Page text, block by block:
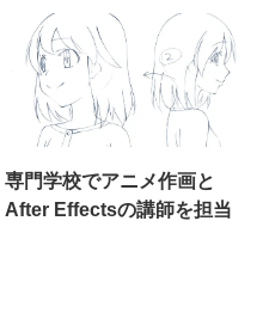
専門学校でアニメ作画と
After Effectsの講師を担当